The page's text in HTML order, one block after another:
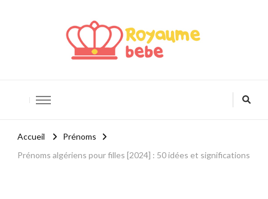
Accueil
Prénoms
Prénoms algériens pour filles [2024] : 50 idées et significations